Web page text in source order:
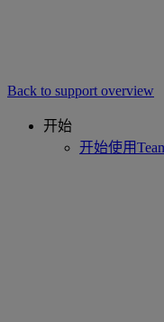
Back to support overview
开始
开始使用